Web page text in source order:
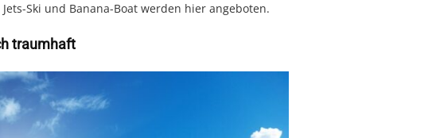
Ski und Banana-Boat werden hier angeboten.
traumhaft